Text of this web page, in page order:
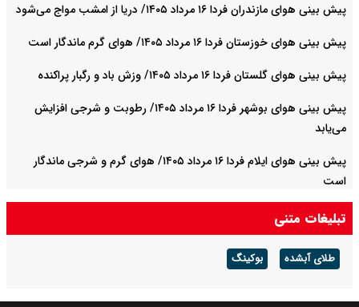
پیش بینی هوای مازندران فردا ۱۶ مرداد ۱۴۰۵/ دریا از امشب مواج می‌شود
پیش بینی هوای خوزستان فردا ۱۶ مرداد ۱۴۰۵/ هوای گرم ماندگار است
پیش بینی هوای گلستان فردا ۱۶ مرداد ۱۴۰۵/ وزش باد و رگبار پراکنده
پیش بینی هوای بوشهر فردا ۱۶ مرداد ۱۴۰۵/ رطوبت و شرجی افزایش
می‌یابد
پیش بینی هوای ایلام فردا ۱۶ مرداد ۱۴۰۵/ هوای گرم و شرجی ماندگار
است
تبلیغات متنی
طلای آبشده بوکینگ